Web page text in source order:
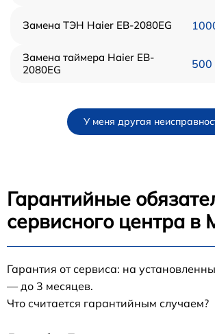
Замена ТЭН Haier EB-2080EG
Замена таймера Haier EB-
2080EG
500
У меня другая
Гарантийные
сервисного центра в
Гарантия от сервиса: на
— до 3 месяцев.
Что считается гарантийным случаем?